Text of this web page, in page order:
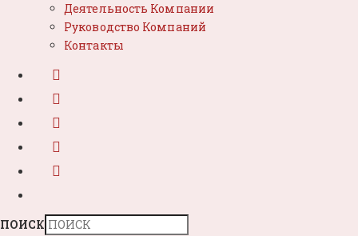
Деятельность Компании
Руководство Компаний
Контакты
ПОИСК